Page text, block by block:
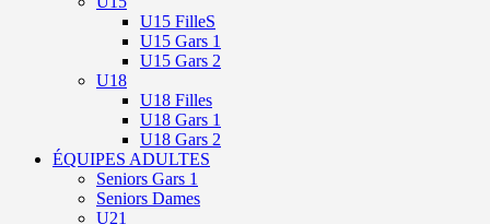
U15 FilleS
U15 Gars 1
U15 Gars 2
U18
U18 Filles
U18 Gars 1
U18 Gars 2
ÉQUIPES ADULTES
Seniors Gars 1
Seniors Dames
U21